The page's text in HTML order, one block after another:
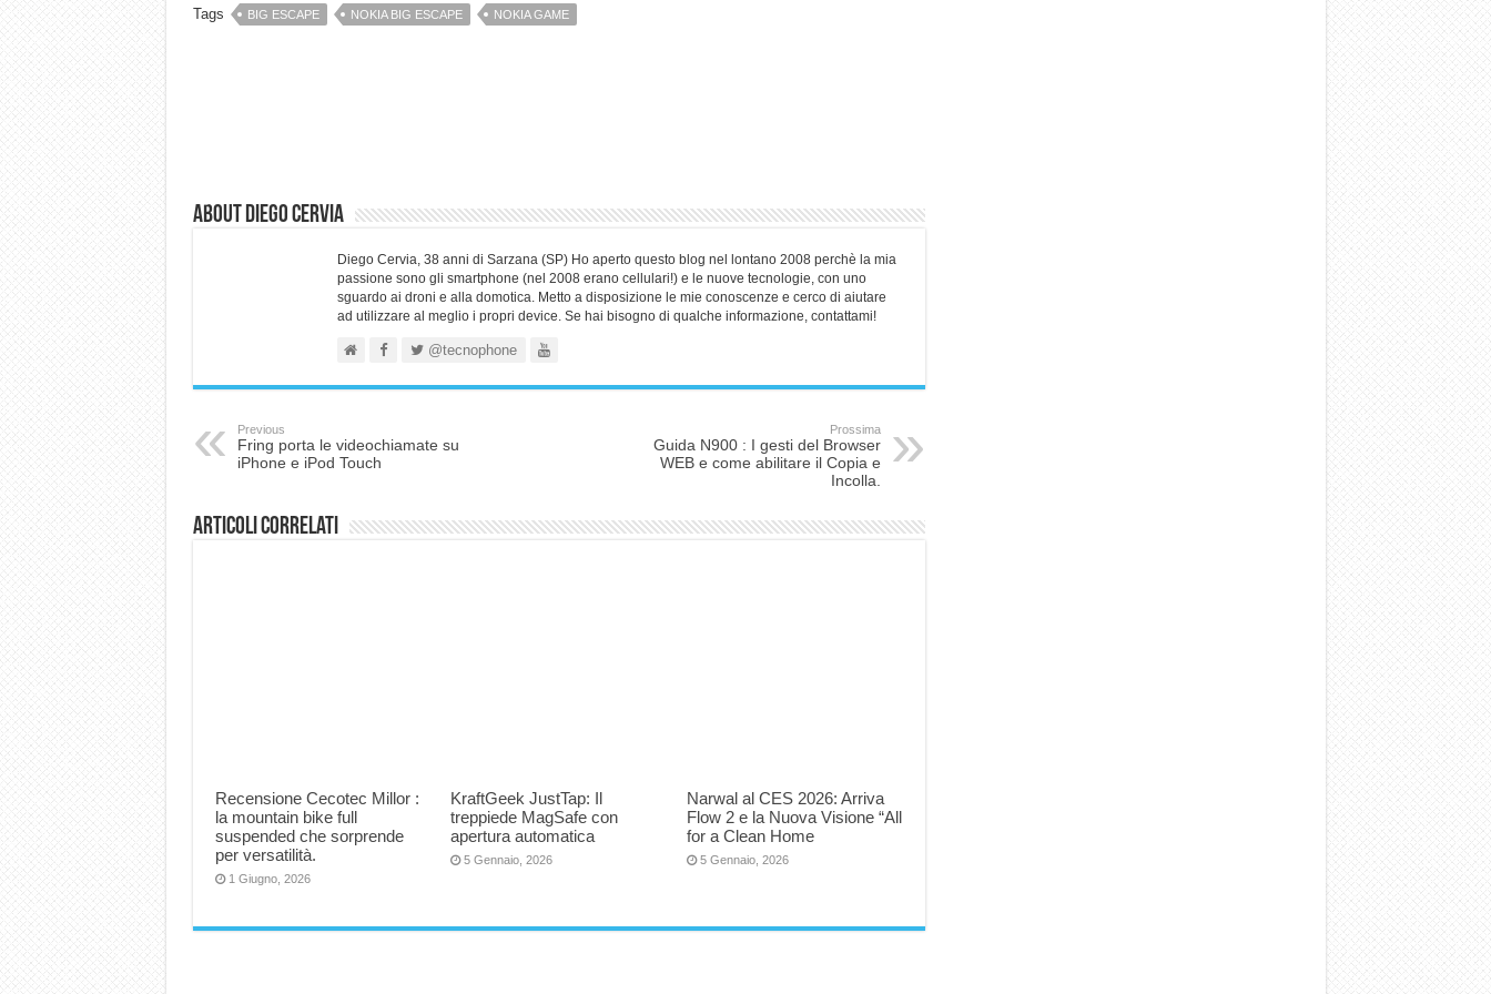
Tags BIG ESCAPE NOKIA BIG ESCAPE NOKIA GAME
About Diego Cervia
Diego Cervia, 38 anni di Sarzana (SP) Ho aperto questo blog nel lontano 2008 perchè la mia
passione sono gli smartphone (nel 2008 erano cellulari!) e le nuove tecnologie, con uno
sguardo ai droni e alla domotica. Metto a disposizione le mie conoscenze e cerco di aiutare
ad utilizzare al meglio i propri device. Se hai bisogno di qualche informazione, contattami!
@tecnophone
Previous
Fring porta le videochiamate su
iPhone e iPod Touch
Prossima
Guida N900 : I gesti del Browser
WEB e come abilitare il Copia e
Incolla.
Articoli correlati
Recensione Cecotec Millor :
la mountain bike full
suspended che sorprende
per versatilità.
1 Giugno, 2026
KraftGeek JustTap: Il
treppiede MagSafe con
apertura automatica
5 Gennaio, 2026
Narwal al CES 2026: Arriva
Flow 2 e la Nuova Visione “All
for a Clean Home
5 Gennaio, 2026